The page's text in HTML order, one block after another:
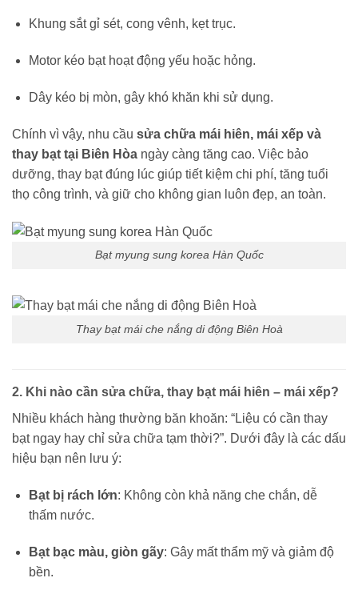
Khung sắt gỉ sét, cong vênh, kẹt trục.
Motor kéo bạt hoạt động yếu hoặc hỏng.
Dây kéo bị mòn, gây khó khăn khi sử dụng.
Chính vì vậy, nhu cầu sửa chữa mái hiên, mái xếp và
thay bạt tại Biên Hòa ngày càng tăng cao. Việc bảo
dưỡng, thay bạt đúng lúc giúp tiết kiệm chi phí, tăng tuổi
thọ công trình, và giữ cho không gian luôn đẹp, an toàn.
Bạt myung sung korea Hàn Quốc
Thay bạt mái che nắng di động Biên Hoà
2. Khi nào cần sửa chữa, thay bạt mái hiên – mái xếp?
Nhiều khách hàng thường băn khoăn: “Liệu có cần thay
bạt ngay hay chỉ sửa chữa tạm thời?”. Dưới đây là các dấu
hiệu bạn nên lưu ý:
Bạt bị rách lớn: Không còn khả năng che chắn, dễ
thấm nước.
Bạt bạc màu, giòn gãy: Gây mất thẩm mỹ và giảm độ
bền.